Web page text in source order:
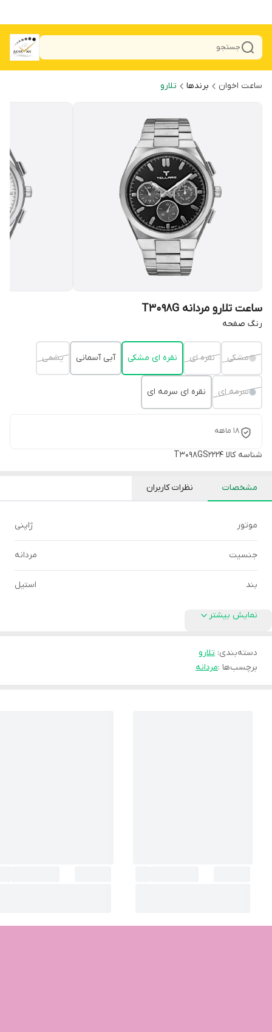
جستجو
ساعت اخوان برندها تلارو
ساعت تلارو مردانه T3098G
رنگ صفحه
مشکی نقره ای نقره ای مشکی آبی آسمانی یشمی
سرمه ای نقره ای سرمه ای
18 ماهه
شناسه کالا T3098GS2224
مشخصات نظرات کاربران
موتور ژاپنی
جنسیت مردانه
بند استیل
نمایش بیشتر
دسته‌بندی: تلارو
برچسب‌ها :مردانه